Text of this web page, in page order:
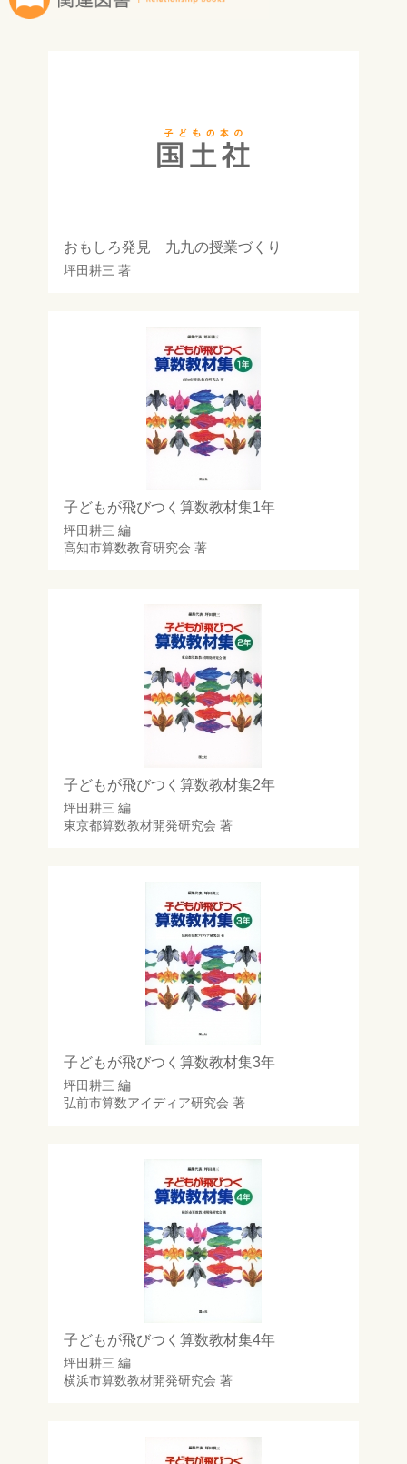
おもしろ発見 九九の授業づくり
坪田耕三 著
子どもが飛びつく算数教材集1年
坪田耕三 編
高知市算数教育研究会 著
子どもが飛びつく算数教材集2年
坪田耕三 編
東京都算数教材開発研究会 著
子どもが飛びつく算数教材集3年
坪田耕三 編
弘前市算数アイディア研究会 著
子どもが飛びつく算数教材集4年
坪田耕三 編
横浜市算数教材開発研究会 著